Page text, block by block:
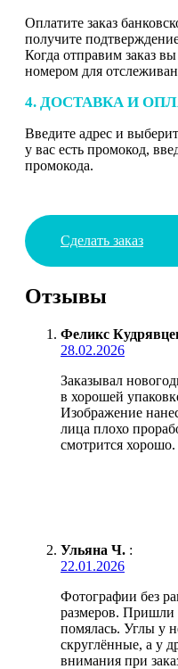
Оплатите заказ
получите
Когда отправим заказ
номером для
4. ДОСТАВКА И
Введите адрес и
у вас есть промокод,
промокода.
Сделать заказ
Отзывы
Феликс
28.02.2026
Заказывал
в хорошей
Изображение
лица плохо
смотрится хорошо.
Ульяна Ч. :
22.01.2026
Фотографии без
размеров. Пришли
помялась. Углы у
скруглённые, а у
внимания при